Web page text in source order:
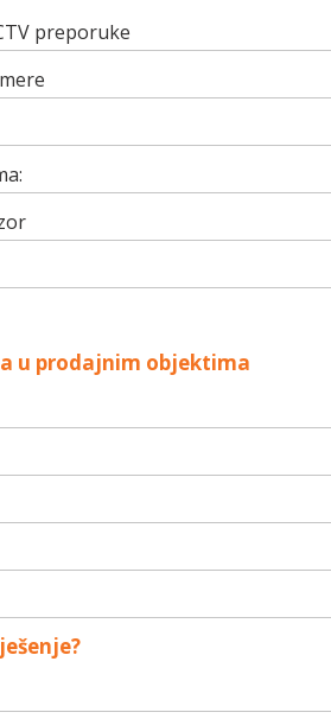
preporuke
u prodajnim objektima